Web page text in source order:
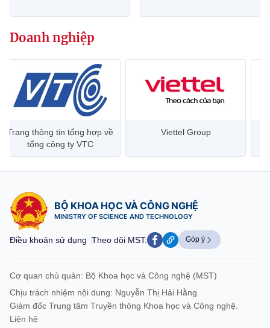
Doanh nghiệp
Trang thông tin tổng hợp về
tổng công ty VTC
Viettel Group
BỘ KHOA HỌC VÀ CÔNG NGHỆ
MINISTRY OF SCIENCE AND TECHNOLOGY
Điều khoản sử dụng Theo dõi MST: Góp ý
Cơ quan chủ quản: Bộ Khoa học và Công nghệ (MST)
Chịu trách nhiệm nội dung: Nguyễn Thị Hải Hằng
Giám đốc Trung tâm Truyền thông Khoa học và Công nghệ.
Liên hệ